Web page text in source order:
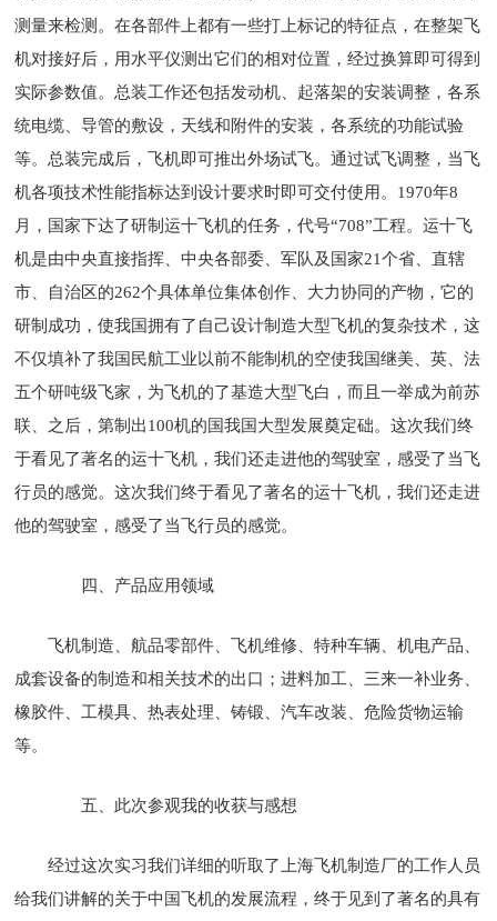
测量来检测。在各部件上都有一些打上标记的特征点，在整架飞
机对接好后，用水平仪测出它们的相对位置，经过换算即可得到
实际参数值。总装工作还包括发动机、起落架的安装调整，各系
统电缆、导管的敷设，天线和附件的安装，各系统的功能试验
等。总装完成后，飞机即可推出外场试飞。通过试飞调整，当飞
机各项技术性能指标达到设计要求时即可交付使用。1970年8
月，国家下达了研制运十飞机的任务，代号“708”工程。运十飞
机是由中央直接指挥、中央各部委、军队及国家21个省、直辖
市、自治区的262个具体单位集体创作、大力协同的产物，它的
研制成功，使我国拥有了自己设计制造大型飞机的复杂技术，这
不仅填补了我国民航工业以前不能制机的空使我国继美、英、法
五个研吨级飞家，为飞机的了基造大型飞白，而且一举成为前苏
联、之后，第制出100机的国我国大型发展奠定础。这次我们终
于看见了著名的运十飞机，我们还走进他的驾驶室，感受了当飞
行员的感觉。这次我们终于看见了著名的运十飞机，我们还走进
他的驾驶室，感受了当飞行员的感觉。
四、产品应用领域
飞机制造、航品零部件、飞机维修、特种车辆、机电产品、
成套设备的制造和相关技术的出口；进料加工、三来一补业务、
橡胶件、工模具、热表处理、铸锻、汽车改装、危险货物运输
等。
五、此次参观我的收获与感想
经过这次实习我们详细的听取了上海飞机制造厂的工作人员
给我们讲解的关于中国飞机的发展流程，终于见到了著名的具有